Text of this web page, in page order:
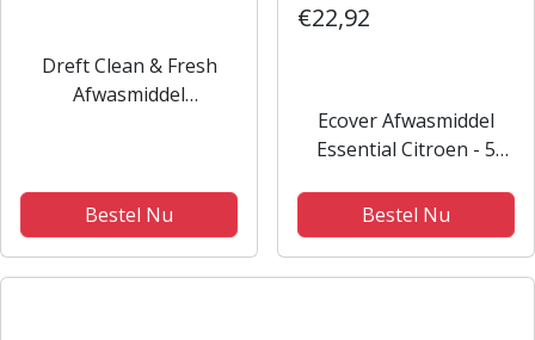
Dreft Clean & Fresh
Afwasmiddel
Bestel Nu
€22,92
Ecover Afwasmiddel
Essential Citroen - 5
Bestel Nu